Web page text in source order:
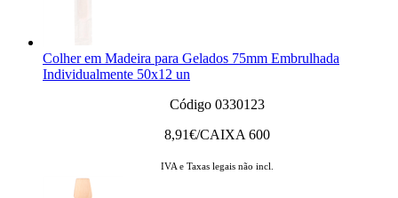
Colher em Madeira para Gelados 75mm Embrulhada
Individualmente 50x12 un
Código 0330123
8,91€/CAIXA 600
IVA e Taxas legais não incl.